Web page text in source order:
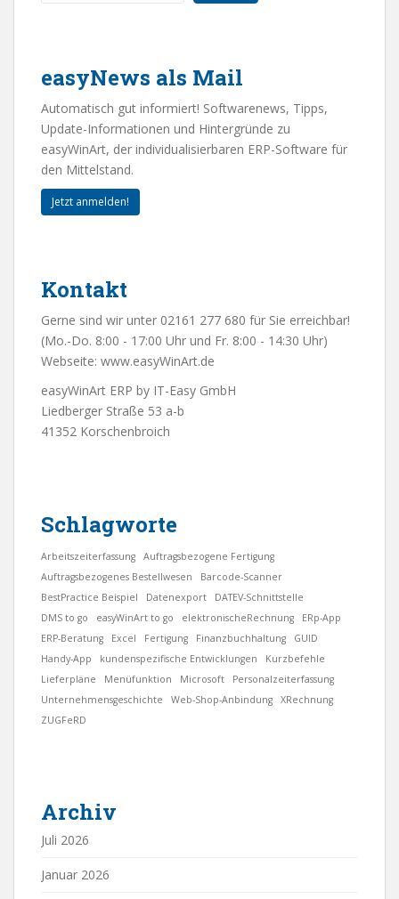
easyNews als Mail
Automatisch gut informiert! Softwarenews, Tipps,
Update-Informationen und Hintergründe zu
easyWinArt, der individualisierbaren ERP-Software für
den Mittelstand.
Jetzt anmelden!
Kontakt
Gerne sind wir unter 02161 277 680 für Sie erreichbar!
(Mo.-Do. 8:00 - 17:00 Uhr und Fr. 8:00 - 14:30 Uhr)
Webseite: www.easyWinArt.de
easyWinArt ERP by IT-Easy GmbH
Liedberger Straße 53 a-b
41352 Korschenbroich
Schlagworte
Arbeitszeiterfassung
Auftragsbezogene Fertigung
Auftragsbezogenes Bestellwesen
Barcode-Scanner
BestPractice Beispiel
Datenexport
DATEV-Schnittstelle
DMS to go
easyWinArt to go elektronischeRechnung
ERp-App
ERP-Beratung
Excel Fertigung Finanzbuchhaltung
GUID
Handy-App
kundenspezifische Entwicklungen
Kurzbefehle
Lieferpläne
Menüfunktion Microsoft
Personalzeiterfassung
Unternehmensgeschichte
Web-Shop-Anbindung
XRechnung
ZUGFeRD
Archiv
Juli 2026
Januar 2026